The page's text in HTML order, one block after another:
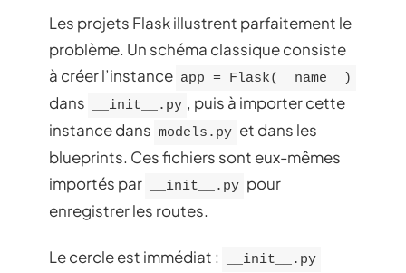
Les projets Flask illustrent parfaitement le
problème. Un schéma classique consiste
à créer l’instance app = Flask(__name__)
dans __init__.py , puis à importer cette
instance dans models.py et dans les
blueprints. Ces fichiers sont eux-mêmes
importés par
__init__.py pour
enregistrer les routes.
Le cercle est immédiat : __init__.py